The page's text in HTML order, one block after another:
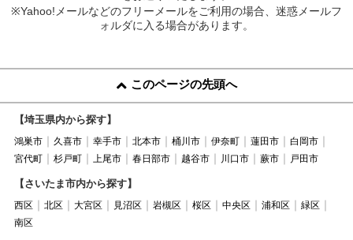
※Yahoo!メールなどのフリーメールをご利用の場合、迷惑メールフ
ォルダに入る場合があります。
このページの先頭へ
【埼玉県内から探す】
鴻巣市 久喜市 幸手市 北本市 桶川市 伊奈町 蓮田市
白岡市
宮代町
杉戸町 上尾市 春日部市 越谷市 川口市 蕨市 戸田市
【さいたま市内から探す】
西区 北区 大宮区 見沼区 岩槻区 桜区 中央区 浦和区
緑区
南区